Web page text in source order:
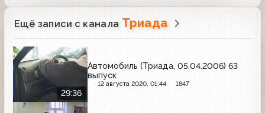
Ещё записи с канала Триада
29:36
Автомобиль (Триада, 05.04.2006) 63
выпуск
12 августа 2020, 01:44 1847